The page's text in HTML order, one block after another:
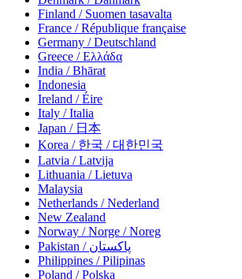
Finland / Suomen tasavalta
France / République française
Germany / Deutschland
Greece / Ελλάδα
India / Bhārat
Indonesia
Ireland / Éire
Italy / Italia
Japan / 日本
Korea / 한국 / 대한민국
Latvia / Latvija
Lithuania / Lietuva
Malaysia
Netherlands / Nederland
New Zealand
Norway / Norge / Noreg
Pakistan / پاکستان
Philippines / Pilipinas
Poland / Polska